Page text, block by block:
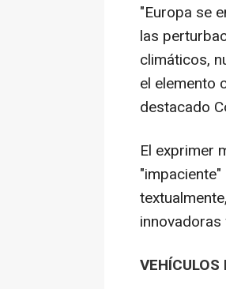
"Europa se
las
climáticos,
el elemento
destacado
El exprimer
VEHÍCULOS